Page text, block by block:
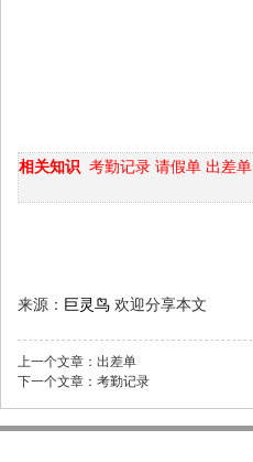
相关知识 考勤记录 请假单 出差单
来源： 巨灵鸟 欢迎分享本文
上一个文章： 出差单
下一个文章： 考勤记录